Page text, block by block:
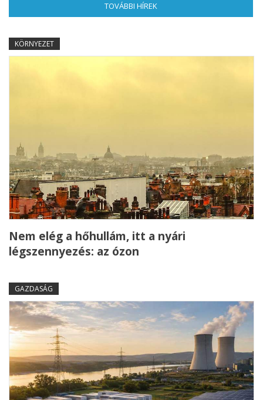
TOVÁBBI HÍREK
KÖRNYEZET
Nem elég a hőhullám, itt a nyári
légszennyezés: az ózon
GAZDASÁG